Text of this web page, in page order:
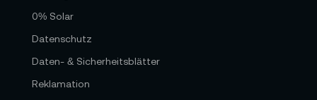
0% Solar
Datenschutz
Daten- & Sicherheitsblätter
Reklamation